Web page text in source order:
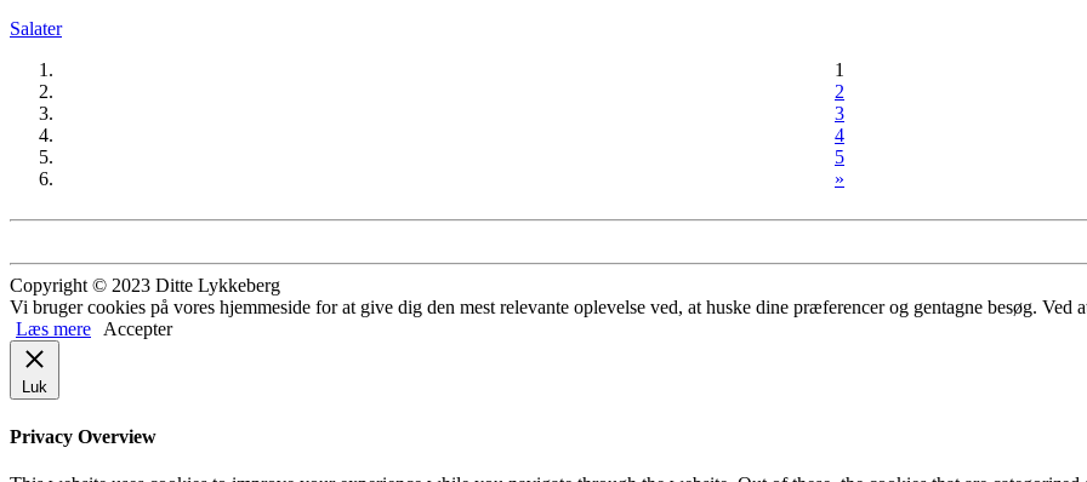
Salater
1
2
3
4
5
»
Copyright © 2023 Ditte Lykkeberg
Vi bruger cookies på vores hjemmeside for at give dig den mest relevante oplevelse ved, at huske dine præferencer og gentagne besøg.
Læs mere
Accepter
Luk
Privacy Overview